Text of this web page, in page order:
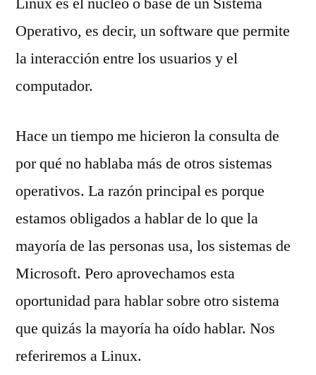
Operativo, es decir, un software que permite
la interacción entre los usuarios y el
computador.
Hace un tiempo me hicieron la consulta de
por qué no hablaba más de otros sistemas
operativos. La razón principal es porque
estamos obligados a hablar de lo que la
mayoría de las personas usa, los sistemas de
Microsoft. Pero aprovechamos esta
oportunidad para hablar sobre otro sistema
que quizás la mayoría ha oído hablar. Nos
referiremos a Linux.